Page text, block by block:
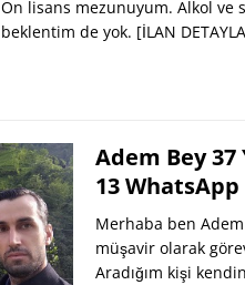
Ön lisans mezunuyum. Alkol ve
beklentim de yok. [İLAN
Adem Bey 37
13 WhatsApp
Merhaba ben
müşavir olarak
Aradığım kişi